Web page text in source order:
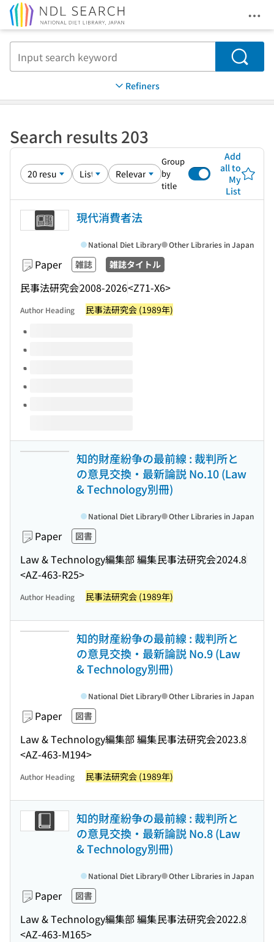
Search
Refiners
Search results 203
Group
by
title
Add
all to
My
List
現代消費者法
Paper 雑誌 雑誌タイトル
民事法研究会2008-2026<Z71-X6>
National Diet Library Other Libraries in Japan
Author Heading 民事法研究会 (1989年)
Volumes of this title
知的財産紛争の最前線 : 裁判所と
の意見交換・最新論説 No.10 (Law
& Technology別冊)
Paper 図書
Law & Technology編集部 編集民事法研究会2024.8
<AZ-463-R25>
National Diet Library Other Libraries in Japan
Author Heading 民事法研究会 (1989年)
知的財産紛争の最前線 : 裁判所と
の意見交換・最新論説 No.9 (Law
& Technology別冊)
Paper 図書
Law & Technology編集部 編集民事法研究会2023.8
<AZ-463-M194>
National Diet Library Other Libraries in Japan
Author Heading 民事法研究会 (1989年)
知的財産紛争の最前線 : 裁判所と
の意見交換・最新論説 No.8 (Law
& Technology別冊)
Paper 図書
Law & Technology編集部 編集民事法研究会2022.8
<AZ-463-M165>
National Diet Library Other Libraries in Japan